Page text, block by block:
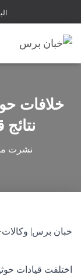
خلافات
نشرت
خبان برس| وكالات- وكالة
اختلفت قيادات